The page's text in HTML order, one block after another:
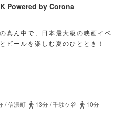
Powered by Corona
真ん中で、日本最大級の映画イベ
ビールを楽しむ夏のひととき！
/信濃町 13分/千駄ケ谷
10分